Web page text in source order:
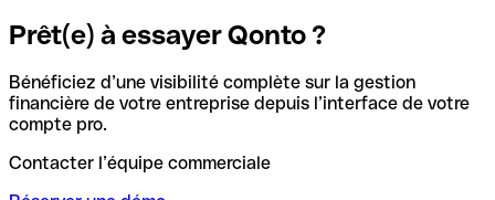
Prêt(e) à essayer Qonto ?
Bénéficiez d’une visibilité complète sur la gestion
financière de votre entreprise depuis l’interface de votre
compte pro.
Contacter l’équipe commerciale